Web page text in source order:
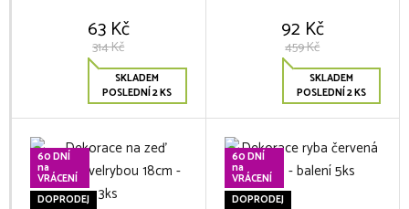
63 Kč
314 Kč
SKLADEM
POSLEDNÍ 2 KS
92 Kč
459 Kč
SKLADEM
POSLEDNÍ 2 KS
60 DNÍ
na
VRÁCENÍ
DOPRODEJ
60 DNÍ
na
VRÁCENÍ
DOPRODEJ